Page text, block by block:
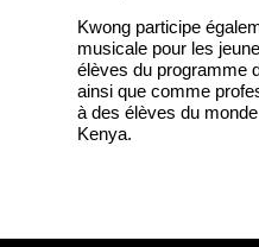
Kwong participe
musicale pour les
élèves du programme
ainsi que comme
à des élèves du
Kenya.